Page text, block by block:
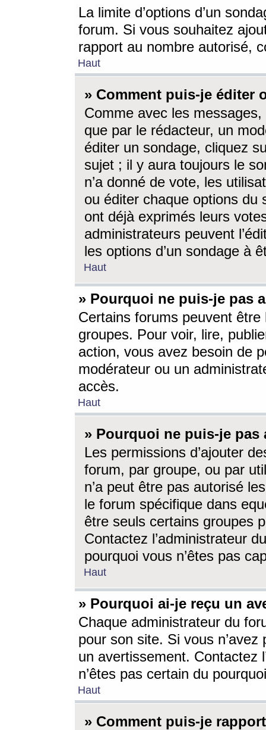
La limite d’options d’un
forum. Si vous souhaitez
rapport au nombre autorisé,
Haut
» Comment puis-je éditer
Comme avec les
que par le rédacteur, un
éditer un sondage, cliquez
sujet ; il y aura toujours le
n’a donné de vote, les
ou éditer chaque options du
ont déjà exprimés leurs
administrateurs peuvent
les options d’un sondage à
Haut
» Pourquoi ne puis-je pas
Certains forums peuvent être
groupes. Pour voir, lire,
action, vous avez besoin de
modérateur ou un
accès.
Haut
» Pourquoi ne puis-je
Les permissions d’ajouter
forum, par groupe, ou par
n’a peut être pas autorisé
le forum spécifique dans
être seuls certains groupes
Contactez l’administrateur
pourquoi vous n’êtes pas
Haut
» Pourquoi ai-je reçu un
Chaque administrateur du
pour son site. Si vous
un avertissement. Contactez
n’êtes pas certain du
Haut
» Comment puis-je